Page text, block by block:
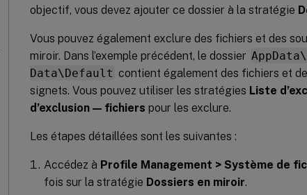
objectif, vous devez ajouter ce dossier à la stratégie
Vous pouvez également exclure des fichiers et des
miroir. Dans l’exemple précédent, le dossier
Data\Default contient également des fichiers et
signets. Vous pouvez utiliser les stratégies Liste
d’exclusion — fichiers pour les exclure.
Les étapes détaillées sont les suivantes :
Accédez à Profile Management > Système de
fois sur la stratégie Dossiers en miroir.